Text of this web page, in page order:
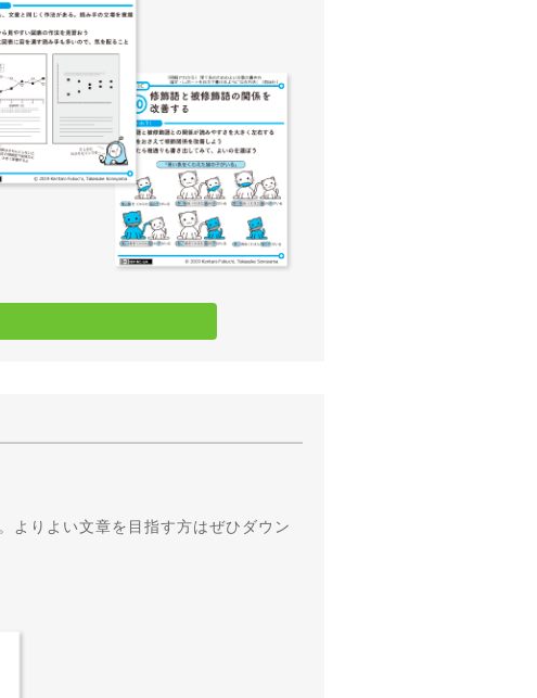
よりよい文章を目指す方はぜひダウン